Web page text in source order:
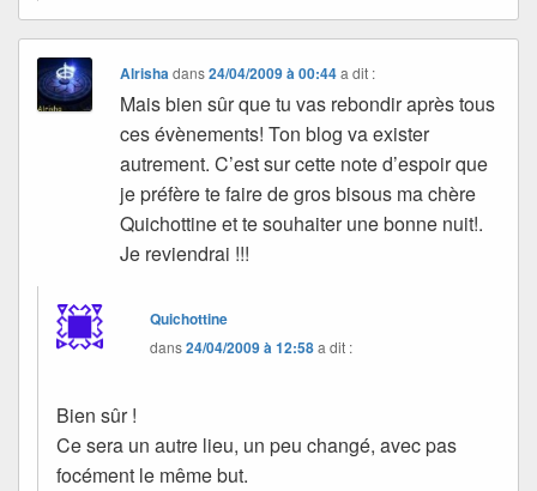
Alrisha dans24/04/2009 à 00:44 a dit :
Mais bien sûr que tu vas rebondir après tous
ces évènements! Ton blog va exister
autrement. C’est sur cette note d’espoir que
je préfère te faire de gros bisous ma chère
Quichottine et te souhaiter une bonne nuit!.
Je reviendrai !!!
Quichottine
dans24/04/2009 à 12:58a dit :
Bien sûr !
Ce sera un autre lieu, un peu changé, avec pas
focément le même but.